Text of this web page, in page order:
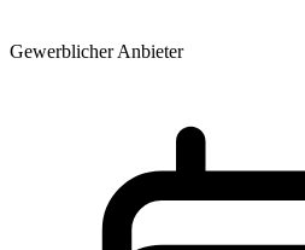
Gewerblicher Anbieter